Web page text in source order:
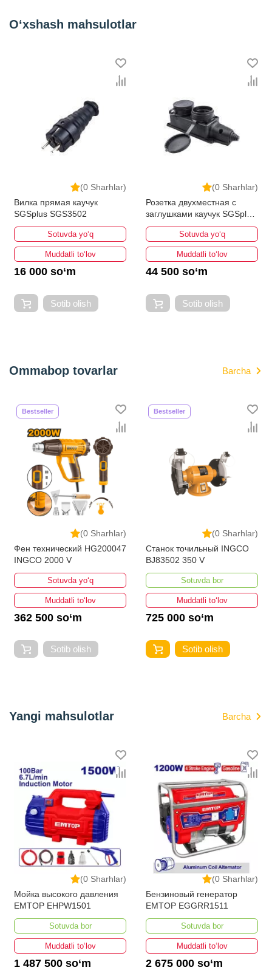
O‘xshash mahsulotlar
(0 Sharhlar)
Вилка прямая каучук
SGSplus SGS3502
Sotuvda yo‘q
Muddatli to‘lov
16 000 so‘m
Sotib olish
(0 Sharhlar)
Розетка двухместная с
заглушками каучук SGSplus
SGS3501
Sotuvda yo‘q
Muddatli to‘lov
44 500 so‘m
Sotib olish
Ommabop tovarlar Barcha
(0 Sharhlar)
Bestseller
Фен технический HG200047
INGCO 2000 V
Sotuvda yo‘q
Muddatli to‘lov
362 500 so‘m
Sotib olish
(0 Sharhlar)
Bestseller
Станок точильный INGCO
BJ83502 350 V
Sotuvda bor
Muddatli to‘lov
725 000 so‘m
Sotib olish
Yangi mahsulotlar Barcha
(0 Sharhlar)
Мойка высокого давления
EMTOP EHPW1501
Sotuvda bor
Muddatli to‘lov
1 487 500 so‘m
(0 Sharhlar)
Бензиновый генератор
EMTOP EGGRR1511
Sotuvda bor
Muddatli to‘lov
2 675 000 so‘m